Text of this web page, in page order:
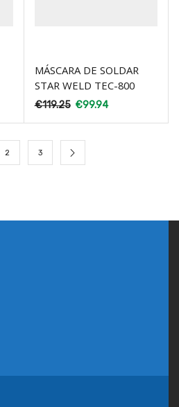
MÁSCARA DE SOLDAR
STAR WELD TEC-800
€119.25 €99.94
2 3